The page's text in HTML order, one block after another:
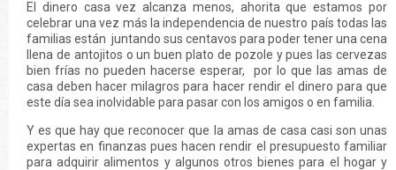
El dinero casa vez alcanza menos, ahorita que estamos por
celebrar una vez más la independencia de nuestro país todas las
familias están juntando sus centavos para poder tener una cena
llena de antojitos o un buen plato de pozole y pues las cervezas
bien frías no pueden hacerse esperar, por lo que las amas de
casa deben hacer milagros para hacer rendir el dinero para que
este día sea inolvidable para pasar con los amigos o en familia.
Y es que hay que reconocer que la amas de casa casi son unas
expertas en finanzas pues hacen rendir el presupuesto familiar
para adquirir alimentos y algunos otros bienes para el hogar y